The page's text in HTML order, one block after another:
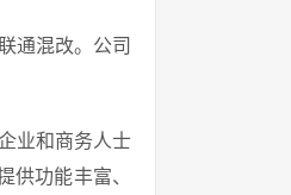
通混改。公司
业和商务人士
供功能丰富、